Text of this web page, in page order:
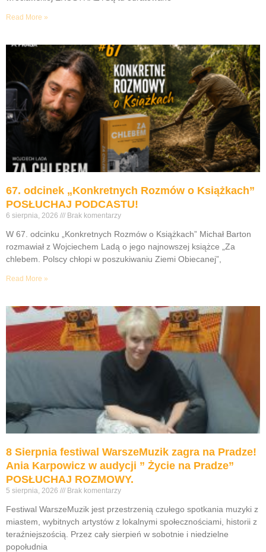
Read More »
67. odcinek „Konkretnych Rozmów o Książkach”
POSŁUCHAJ PODCASTU!
6 sierpnia, 2026 Brak komentarzy
W 67. odcinku „Konkretnych Rozmów o Książkach” Michał Barton
rozmawiał z Wojciechem Ladą o jego najnowszej książce „Za
chlebem. Polscy chłopi w poszukiwaniu Ziemi Obiecanej”,
Read More »
8 Sierpnia festiwal WarszeMuzik zagra na Pradze!
Ania Karpowicz w audycji ” Życie na Pradze”
POSŁUCHAJ ROZMOWY.
5 sierpnia, 2026 Brak komentarzy
Festiwal WarszeMuzik jest przestrzenią czułego spotkania muzyki z
miastem, wybitnych artystów z lokalnymi społecznościami, historii z
teraźniejszością. Przez cały sierpień w sobotnie i niedzielne
popołudnia